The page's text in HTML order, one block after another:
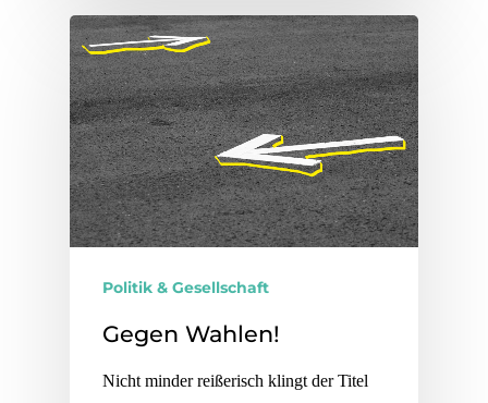
Politik & Gesellschaft
Gegen Wahlen!
Nicht minder reißerisch klingt der Titel